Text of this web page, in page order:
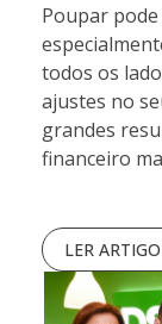
Poupar
todos os
ajustes no
grandes
financeiro
LER ARTIGO